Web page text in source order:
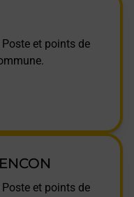
et points de
et points de